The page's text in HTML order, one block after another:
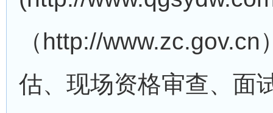
（http://
估、现场资格审查、面